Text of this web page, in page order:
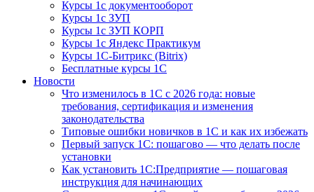
Курсы 1с документооборот
Курсы 1с ЗУП
Курсы 1с ЗУП КОРП
Курсы 1с Яндекс Практикум
Курсы 1С-Битрикс (Bitrix)
Бесплатные курсы 1С
Новости
Что изменилось в 1С с 2026 года: новые
требования, сертификация и изменения
законодательства
Типовые ошибки новичков в 1С и как их избежать
Первый запуск 1С: пошагово — что делать после
установки
Как установить 1С:Предприятие — пошаговая
инструкция для начинающих